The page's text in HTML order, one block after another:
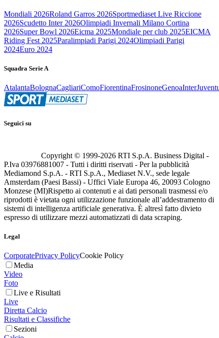
Mondiali 2026Roland Garros 2026Sportmediaset Live Riccione
2026Scudetto Inter 2026Olimpiadi Invernali Milano Cortina
2026Super Bowl 2026Eicma 2025Mondiale per club 2025EICMA
Riding Fest 2025Paralimpiadi Parigi 2024Olimpiadi Parigi
2024Euro 2024
Squadra Serie A
AtalantaBolognaCagliariComoFiorentinaFrosinoneGenoaInter
Seguici su
Copyright © 1999-2026 RTI S.p.A. Business Digital -
P.Iva 03976881007 - Tutti i diritti riservati - Per la pubblicità
Mediamond S.p.A. - RTI S.p.A., Mediaset N.V., sede legale
Amsterdam (Paesi Bassi) - Uffici Viale Europa 46, 20093 Cologno
Monzese (MI)Rispetto ai contenuti e ai dati personali trasmessi e/o
riprodotti è vietata ogni utilizzazione funzionale all’addestramento di
sistemi di intelligenza artificiale generativa. È altresì fatto divieto
espresso di utilizzare mezzi automatizzati di data scraping.
Legal
CorporatePrivacy PolicyCookie Policy
Media
Video
Foto
Live e Risultati
Live
Diretta Calcio
Risultati e Classifiche
Sezioni